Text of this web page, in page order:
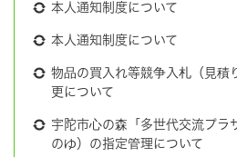
本人通知制度について
本人通知制度について
物品の買入れ等競争入札（見積
更について
宇陀市心の森「多世代交流プラ
のゆ）の指定管理について